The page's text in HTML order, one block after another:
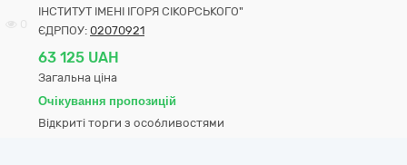
ІНСТИТУТ ІМЕНІ ІГОРЯ СІКОРСЬКОГО"
ЄДРПОУ: 02070921
63 125 UAH
Загальна ціна
Очікування пропозицій
Відкриті торги з особливостями